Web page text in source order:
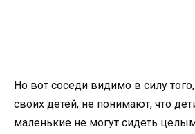
Но вот соседи видимо в силу
своих детей, не понимают, что
маленькие не могут сидеть